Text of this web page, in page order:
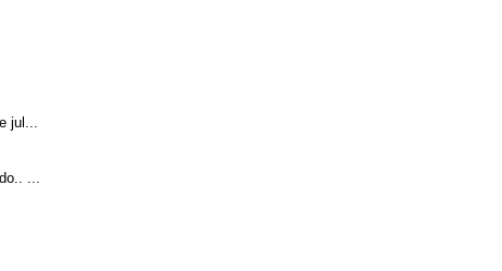
jul...
...